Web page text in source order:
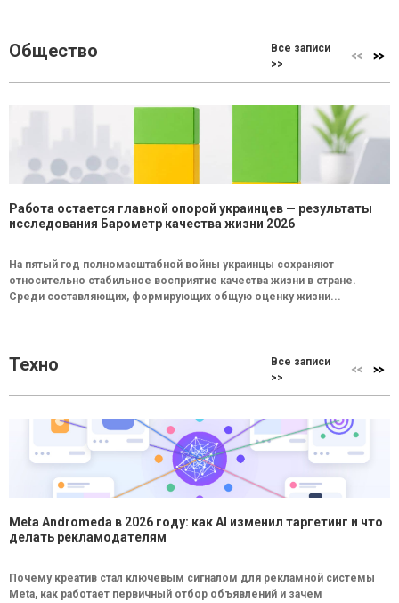
Общество
Все записи
>>
Работа остается главной опорой украинцев — результаты
исследования Барометр качества жизни 2026
На пятый год полномасштабной войны украинцы сохраняют
относительно стабильное восприятие качества жизни в стране.
Среди составляющих, формирующих общую оценку жизни...
Техно
Все записи
>>
Meta Andromeda в 2026 году: как AI изменил таргетинг и что
делать рекламодателям
Почему креатив стал ключевым сигналом для рекламной системы
Meta, как работает первичный отбор объявлений и зачем